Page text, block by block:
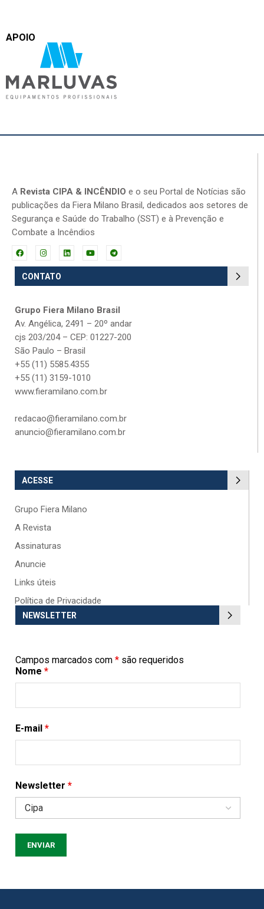
APOIO
A Revista CIPA & INCÊNDIO e o seu Portal de Notícias são
publicações da Fiera Milano Brasil, dedicados aos setores de
Segurança e Saúde do Trabalho (SST) e à Prevenção e
Combate a Incêndios
CONTATO
Grupo Fiera Milano Brasil
Av. Angélica, 2491 – 20º andar
cjs 203/204 – CEP: 01227-200
São Paulo – Brasil
+55 (11) 5585.4355
+55 (11) 3159-1010
www.fieramilano.com.br
redacao@fieramilano.com.br
anuncio@fieramilano.com.br
ACESSE
Grupo Fiera Milano
A Revista
Assinaturas
Anuncie
Links úteis
Política de Privacidade
NEWSLETTER
Campos marcados com * são requeridos
Nome *
E-mail *
Newsletter *